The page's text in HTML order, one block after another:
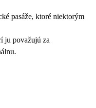
pasáže, ktoré niektorým
ju považujú za